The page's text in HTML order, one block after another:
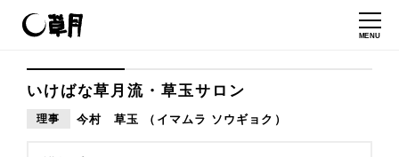
MENU
いけばな草月流・草玉サロン
理事 今村 草玉 （イマムラ ソウギョク）